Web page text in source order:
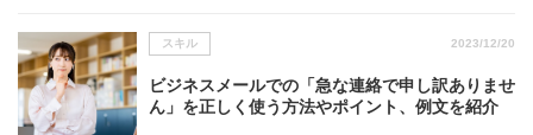
スキル 2023/12/20
ビジネスメールでの「急な連絡で申し訳ありませ
ん」を正しく使う方法やポイント、例文を紹介